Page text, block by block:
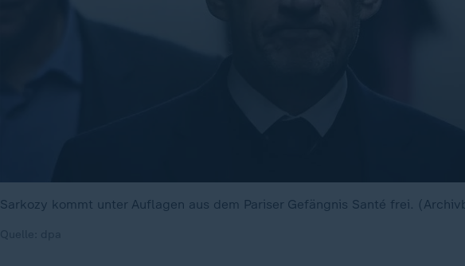
Sarkozy kommt unter Auflagen aus dem Pariser Gefängnis Santé frei.